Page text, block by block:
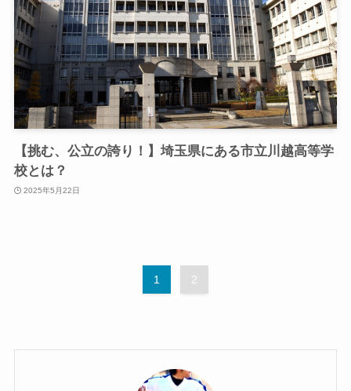
【挑む、公立の誇り！】埼玉県にある市立川越高等学
校とは？
2025年5月22日
1 2